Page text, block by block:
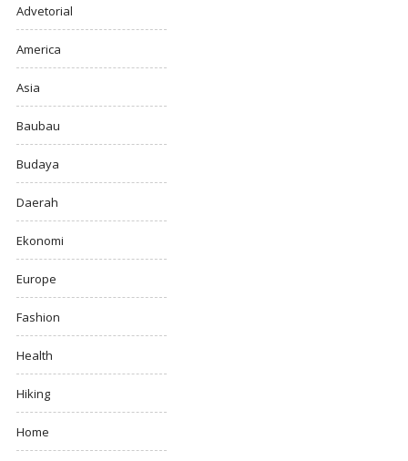
Advetorial
America
Asia
Baubau
Budaya
Daerah
Ekonomi
Europe
Fashion
Health
Hiking
Home